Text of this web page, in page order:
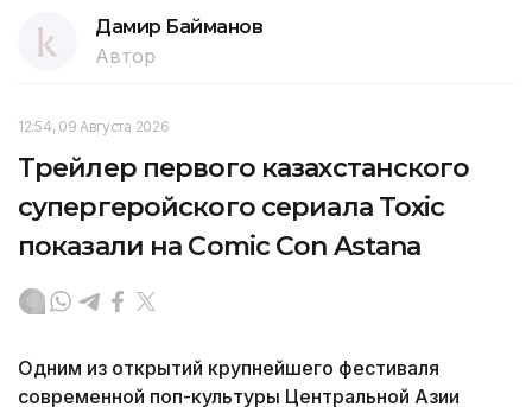
Дамир Байманов
Автор
12:54, 09 Августа 2026
Трейлер первого казахстанского
супергеройского сериала Toxic
показали на Comic Con Astana
Одним из открытий крупнейшего фестиваля
современной поп-культуры Центральной Азии